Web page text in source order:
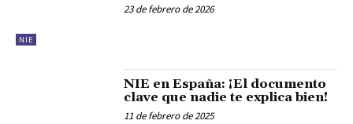
NIE
23 de febrero de 2026
NIE en España: ¡El documento
clave que nadie te explica bien!
11 de febrero de 2025